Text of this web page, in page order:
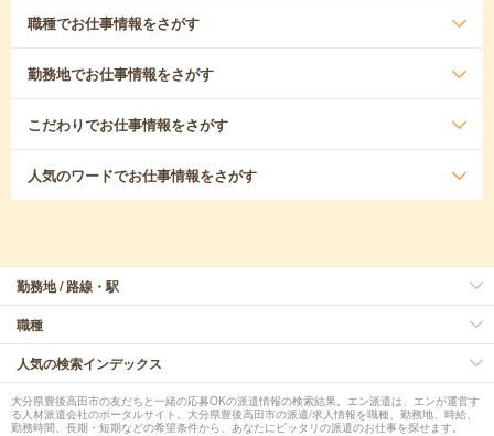
職種でお仕事情報をさがす
勤務地でお仕事情報をさがす
こだわりでお仕事情報をさがす
人気のワードでお仕事情報をさがす
勤務地 / 路線・駅
職種
人気の検索インデックス
大分県豊後高田市の友だちと一緒の応募OKの派遣情報の検索結果。エン派遣は、エンが運営す
る人材派遣会社のポータルサイト。大分県豊後高田市の派遣/求人情報を職種、勤務地、時給、
勤務時間、長期・短期などの希望条件から、あなたにピッタリの派遣のお仕事を探せます。